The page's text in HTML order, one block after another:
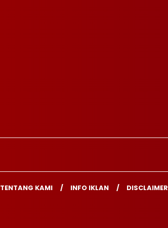
TENTANG KAMI INFO IKLAN DISCLAIMER